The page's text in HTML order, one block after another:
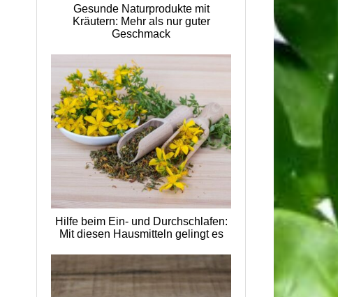
Gesunde Naturprodukte mit
Kräutern: Mehr als nur guter
Geschmack
Hilfe beim Ein- und Durchschlafen:
Mit diesen Hausmitteln gelingt es